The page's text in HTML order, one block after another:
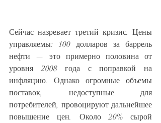
Сейчас назревает третий кризис. Цены
управляемы: 100 долларов за баррель
нефти — это примерно половина от
уровня 2008 года с поправкой на
инфляцию. Однако огромные объемы
поставок, недоступные для
потребителей, провоцируют дальнейшее
повышение цен. Около 20% сырой